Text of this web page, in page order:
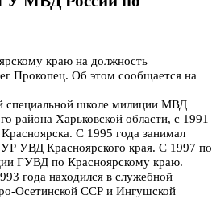
краю на должность
Прокопец. Об этом сообщается на
специальной школе милиции МВД
района Харьковской области, с 1991
С 1995 года занимал
УВД Красноярского края. С 1997 по
ГУВД по Красноярскому краю.
года находился в служебной
Осетинской ССР и Ингушской